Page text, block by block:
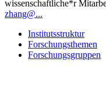
wissenschaftliche*r
zhang@...
Institutsstruktur
Forschungsthemen
Forschungsgruppen